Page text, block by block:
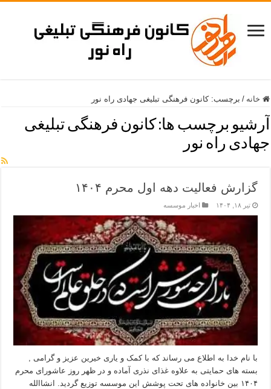
خانه / برچسب:کانون فرهنگی تبلیغی جهادی راه نور
آرشیو برچسب ها: کانون فرهنگی تبلیغی
جهادی راه نور
گزارش فعالیت دهه اول محرم ۱۴۰۴
تیر ۱۸, ۱۴۰۴ اخبار موسسه
با نام خدا به اطلاع می رساند که با کمک و یاری خیرین عزیز و گرامی ,
بسته های حمایتی به علاوه غذای نذری آماده و در ظهر روز عاشورای محرم
۱۴۰۴ بین خانواده های تحت پوشش این موسسه توزیع گردید. انشاالله